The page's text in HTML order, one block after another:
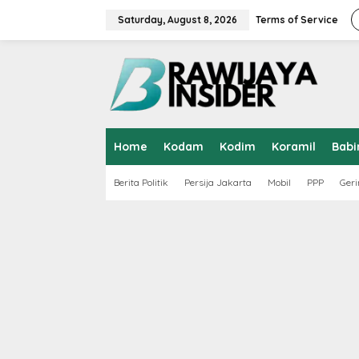
Saturday, August 8, 2026 Terms of Service
Home Kodam Kodim Koramil
Berita Politik Persija Jakarta Mobil PPP